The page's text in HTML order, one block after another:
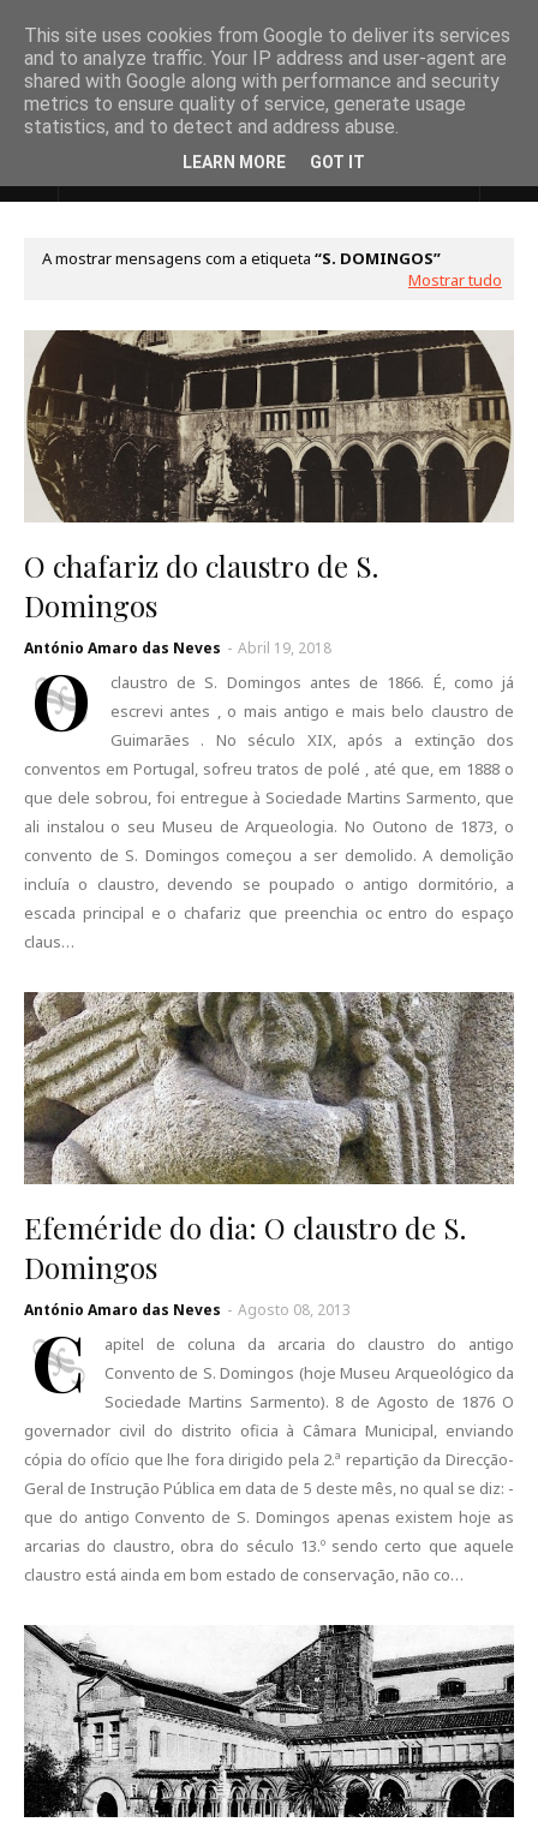
A mostrar mensagens com a etiqueta
S. DOMINGOS
Mostrar tudo
O chafariz do claustro de S.
Domingos
António Amaro das Neves - Abril 19, 2018
O
claustro de S. Domingos antes de 1866. É, como já
escrevi antes , o mais antigo e mais belo claustro de
Guimarães . No século XIX, após a extinção dos
conventos em Portugal, sofreu tratos de polé , até que, em 1888 o
que dele sobrou, foi entregue à Sociedade Martins Sarmento, que
ali instalou o seu Museu de Arqueologia. No Outono de 1873, o
convento de S. Domingos começou a ser demolido. A demolição
incluía o claustro, devendo se poupado o antigo dormitório, a
escada principal e o chafariz que preenchia oc entro do espaço
claus…
Efeméride do dia: O claustro de S.
Domingos
António Amaro das Neves - Agosto 08, 2013
C
apitel de coluna da arcaria do claustro do antigo
Convento de S. Domingos (hoje Museu Arqueológico da
Sociedade Martins Sarmento). 8 de Agosto de 1876 O
governador civil do distrito oficia à Câmara Municipal, enviando
cópia do ofício que lhe fora dirigido pela 2.ª repartição da Direcção-
Geral de Instrução Pública em data de 5 deste mês, no qual se diz: -
que do antigo Convento de S. Domingos apenas existem hoje as
arcarias do claustro, obra do século 13.º sendo certo que aquele
claustro está ainda em bom estado de conservação, não co…
This site uses cookies from Google to deliver its services
and to analyze traffic. Your IP address and user-agent are
shared with Google along with performance and security
metrics to ensure quality of service, generate usage
statistics, and to detect and address abuse.
LEARN MORE GOT IT